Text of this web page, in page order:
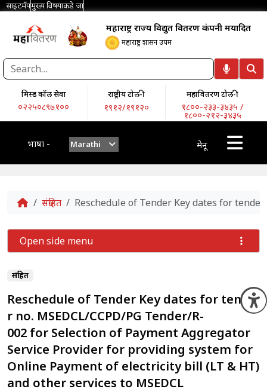
साइटमॅपमुख्य विषयाकडे जा
महाराष्ट्र राज्य विद्युत वितरण कंपनी मर्यादित
महाराष्ट्र शासन उपक्रम
मिस्ड कॉल सेवा
०२२५०८९७१००
राष्ट्रीय टोल-फ्री
१९१२/१९१२०
महावितरण टोल-फ्री
१८००-२३३-३४३५ /
१८००-२१२-३४३५
भाषा - Marathi मेनू
Home
संग्रहित Reschedule of Tender Key dates for
संग्रहित
Reschedule of Tender Key dates for tende
r no. MSEDCL/CCPD/PG Tender/R-
002 for Selection of Payment Aggregator
Service Provider for providing system for
Online Payment of electricity bill (LT & HT)
and other services to MSEDCL
Open side menu